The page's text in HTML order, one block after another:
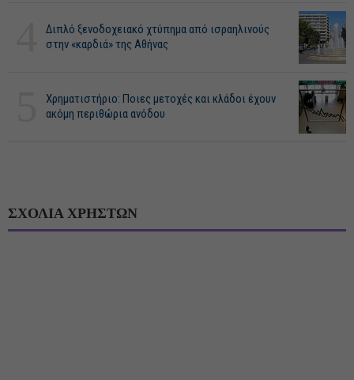
Διπλό ξενοδοχειακό χτύπημα από ισραηλινούς
στην «καρδιά» της Αθήνας
Χρηματιστήριο: Ποιες μετοχές και κλάδοι έχουν
ακόμη περιθώρια ανόδου
ΣΧΟΛΙΑ ΧΡΗΣΤΩΝ